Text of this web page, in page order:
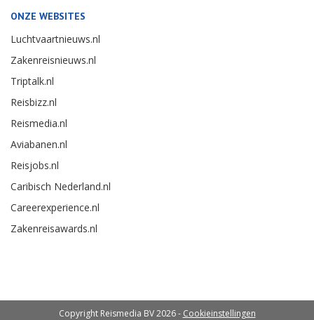
ONZE WEBSITES
Luchtvaartnieuws.nl
Zakenreisnieuws.nl
Triptalk.nl
Reisbizz.nl
Reismedia.nl
Aviabanen.nl
Reisjobs.nl
Caribisch Nederland.nl
Careerexperience.nl
Zakenreisawards.nl
Copyright Reismedia BV 2026 - Cookieinstellingen